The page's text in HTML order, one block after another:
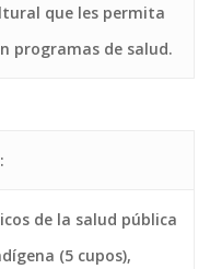
que les permita
programas de salud.
de la salud pública
(5 cupos),